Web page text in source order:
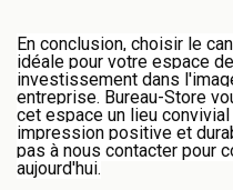
En conclusion, choisir le
idéale pour votre espace
investissement dans
entreprise. Bureau-Store
cet espace un lieu
impression positive et
pas à nous contacter pour
aujourd'hui.